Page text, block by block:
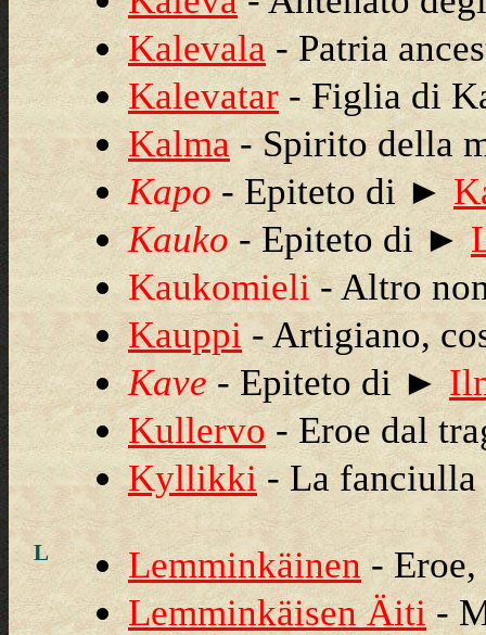
Kalevala- Patria
Kalevatar- Figlia di
Kalma- Spirito della
Kapo- Epiteto di ►
Kauko- Epiteto di ►
Kaukomieli- Altro
Kauppi - Artigiano,
Kave- Epiteto di ►
Kullervo - Eroe dal
Kyllikki- La fanciulla
L Lemminkäinen -
Lemminkäisen Äiti-